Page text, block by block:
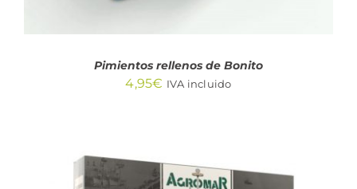
Pimientos rellenos de Bonito
4,95€ IVA incluido